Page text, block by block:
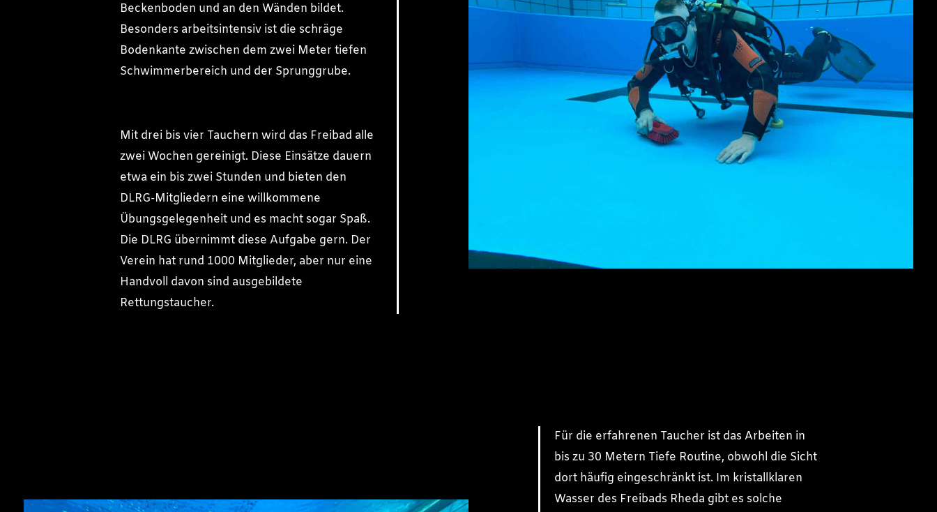
Beckenboden und an den Wänden bildet.
Besonders arbeitsintensiv ist die schräge
Bodenkante zwischen dem zwei Meter tiefen
Schwimmerbereich und der Sprunggrube.
Mit drei bis vier Tauchern wird das Freibad alle
zwei Wochen gereinigt. Diese Einsätze dauern
etwa ein bis zwei Stunden und bieten den
DLRG-Mitgliedern eine willkommene
Übungsgelegenheit und es macht sogar Spaß.
Die DLRG übernimmt diese Aufgabe gern. Der
Verein hat rund 1000 Mitglieder, aber nur eine
Handvoll davon sind ausgebildete
Rettungstaucher.
Für die erfahrenen Taucher ist das Arbeiten in
bis zu 30 Metern Tiefe Routine, obwohl die Sicht
dort häufig eingeschränkt ist. Im kristallklaren
Wasser des Freibads Rheda gibt es solche